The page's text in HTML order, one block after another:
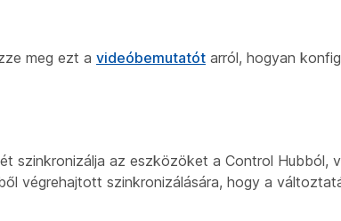
meg ezt a videóbemutatót arról, hogyan
szinkronizálja az eszközöket a Control Hubból,
végrehajtott szinkronizálására, hogy a